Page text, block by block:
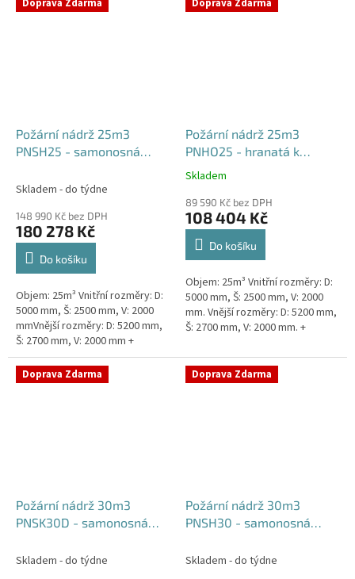
Doprava Zdarma
Požární nádrž 25m3
PNSH25 - samonosná
Skladem - do týdne
148 990 Kč bez DPH
180 278 Kč
Do košíku
Objem: 25m³ Vnitřní rozměry: D:
5000 mm, Š: 2500 mm, V: 2000
mmVnější rozměry: D: 5200 mm,
Š: 2700 mm, V: 2000 mm +
komínek Běžná doba dodání 2-3
týdny od objednávky. Rozměry...
Doprava Zdarma
Požární nádrž 25m3
PNHO25 - hranatá k
obetonování
Průměrné
produktu
je
5,0
hvězdiček.
Skladem
89 590 Kč bez DPH
108 404 Kč
Do košíku
Objem: 25m³ Vnitřní rozměry: D:
5000 mm, Š: 2500 mm, V: 2000
mm. Vnější rozměry: D: 5200 mm,
Š: 2700 mm, V: 2000 mm. +
týdny od objednávky....
Doprava Zdarma
Požární nádrž 30m3
PNSK30D - samonosná
Skladem - do týdne
Doprava Zdarma
Požární nádrž 30m3
PNSH30 - samonosná
Skladem - do týdne